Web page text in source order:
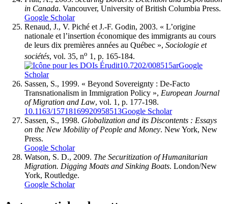
in Canada. Vancouver, University of British Columbia Press.
Google Scholar
Renaud, J., V. Piché et J.-F. Godin, 2003. « L’origine
nationale et l’insertion économique des immigrants au cours
de leurs dix premières années au Québec », Sociologie et
sociétés, vol. 35, no 1, p. 165-184.
10.7202/008515arGoogle
Scholar
Sassen, S., 1999. « Beyond Sovereignty : De-Facto
Transnationalism in Immigration Policy », European Journal
of Migration and Law, vol. 1, p. 177-198.
10.1163/15718169920958513Google Scholar
Sassen, S., 1998. Globalization and its Discontents : Essays
on the New Mobility of People and Money. New York, New
Press.
Google Scholar
Watson, S. D., 2009. The Securitization of Humanitarian
Migration. Digging Moats and Sinking Boats. London/New
York, Routledge.
Google Scholar